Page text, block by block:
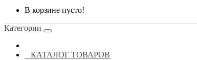
В корзине пусто!
Категории
КАТАЛОГ ТОВАРОВ